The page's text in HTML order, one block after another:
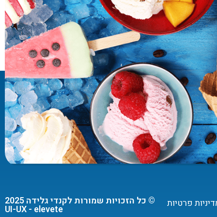
פרטיות © כל הזכויות שמורות לקנדי גלידה 2025
UI-UX - elevete